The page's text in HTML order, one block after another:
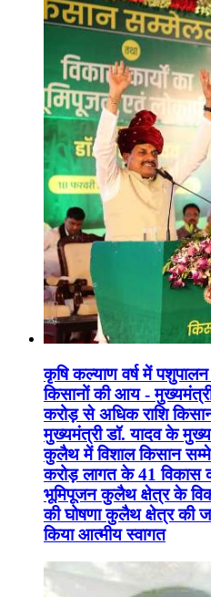
कृषि कल्याण वर्ष में
किसानों की आय -
करोड़ से अधिक राशि
मुख्यमंत्री डॉ. यादव के
कुलैथ में विशाल किसान
करोड़ लागत के 41 विकास
भूमिपूजन कुलैथ क्षेत्र के
की घोषणा कुलैथ क्षेत्र की
किया आत्मीय स्वागत